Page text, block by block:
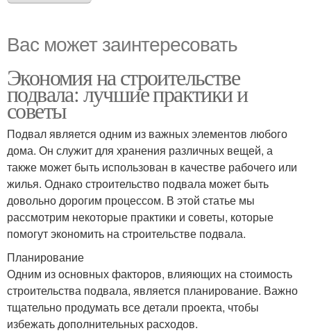
Вас может заинтересовать
Экономия на строительстве
подвала: лучшие практики и
советы
Подвал является одним из важных элементов любого
дома. Он служит для хранения различных вещей, а
также может быть использован в качестве рабочего или
жилья. Однако строительство подвала может быть
довольно дорогим процессом. В этой статье мы
рассмотрим некоторые практики и советы, которые
помогут экономить на строительстве подвала.
Планирование
Одним из основных факторов, влияющих на стоимость
строительства подвала, является планирование. Важно
тщательно продумать все детали проекта, чтобы
избежать дополнительных расходов.